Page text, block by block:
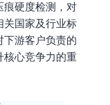
痕硬度检测，对
关国家及行业标
下游客户负责的
核心竞争力的重